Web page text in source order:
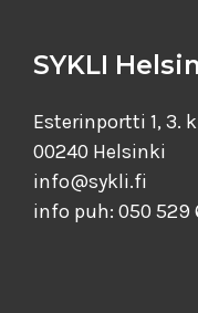
SYKLI
Esterinportti 1, 3.
00240 Helsinki
info@sykli.fi
info puh: 050 529